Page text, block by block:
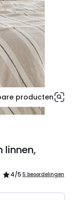
producten
linnen,
4/5 5 beoordelingen